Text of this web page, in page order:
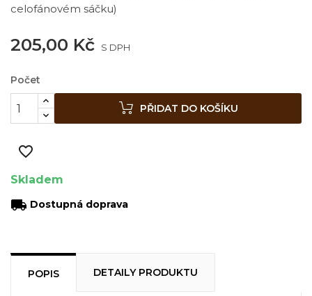
celofánovém sáčku)
205,00 Kč S DPH
Počet
PŘIDAT DO KOŠÍKU
favorite_border
Skladem
local_shipping Dostupná doprava
POPIS DETAILY PRODUKTU